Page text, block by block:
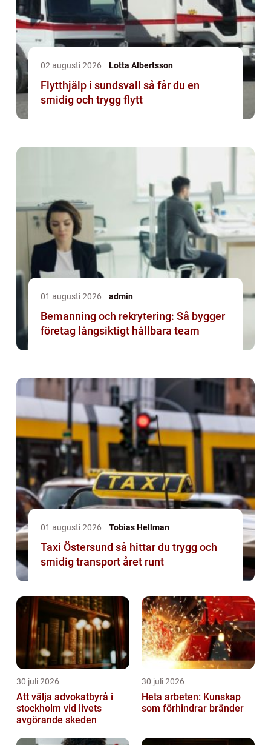
02 augusti 2026 Lotta Albertsson
Flytthjälp i sundsvall så får du en
smidig och trygg flytt
01 augusti 2026 admin
Bemanning och rekrytering: Så bygger
företag långsiktigt hållbara team
01 augusti 2026 Tobias Hellman
Taxi Östersund så hittar du trygg och
smidig transport året runt
30 juli 2026
Att välja advokatbyrå i
stockholm vid livets
avgörande skeden
30 juli 2026
Heta arbeten: Kunskap
som förhindrar bränder